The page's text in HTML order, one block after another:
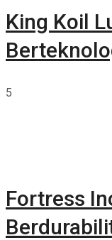
King Koil
5
Fortress